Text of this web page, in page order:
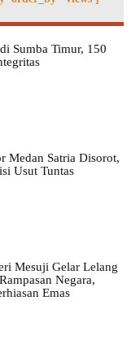
Sumba Timur, 150
Medan Satria Disorot,
Usut Tuntas
Mesuji Gelar Lelang
Negara,
Emas